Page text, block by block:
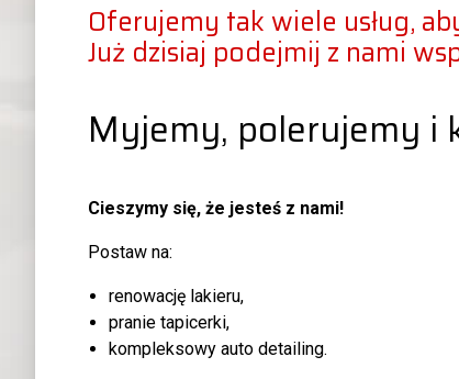
Oferujemy tak wiele usług,
Już dzisiaj podejmij z nami
Myjemy, polerujemy i
Cieszymy się, że jesteś z nami!
Postaw na:
renowację lakieru,
pranie tapicerki,
kompleksowy auto detailing.